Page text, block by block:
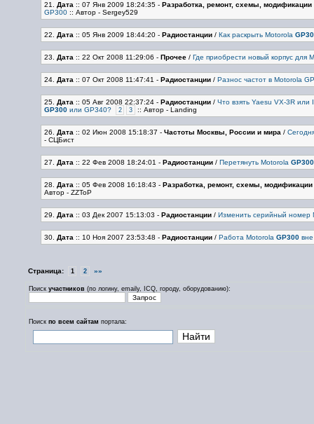
21. Дата :: 07 Янв 2009 18:24:35 - Разработка, ремонт, схемы, модификации
GP300 :: Автор - Sergey529
22. Дата :: 05 Янв 2009 18:44:20 - Радиостанции / Как раскрыть Motorola
23. Дата :: 22 Окт 2008 11:29:06 - Прочее / Где приобрести новый корпус для
24. Дата :: 07 Окт 2008 11:47:41 - Радиостанции / Разнос частот в Motorola
25. Дата :: 05 Авг 2008 22:37:24 - Радиостанции / Что взять Yaesu VX-3R
GP300 или GP340? 2 3 :: Автор - Landing
26. Дата :: 02 Июн 2008 15:18:37 - Частоты Москвы, России и мира /
- СЦБист
27. Дата :: 22 Фев 2008 18:24:01 - Радиостанции / Перетянуть Motorola GP300
28. Дата :: 05 Фев 2008 16:18:43 - Разработка, ремонт, схемы, модификации
Автор - ZZToP
29. Дата :: 03 Дек 2007 15:13:03 - Радиостанции / Изменить серийный номер
30. Дата :: 10 Ноя 2007 23:53:48 - Радиостанции / Работа Motorola GP300
Страница: 1 2 »»
Поиск участников (по логину, emailу, ICQ, городу, оборудованию):
Поиск по всем сайтам портала: